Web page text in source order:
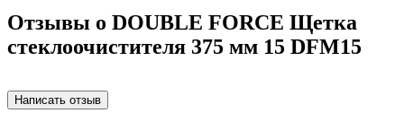
Отзывы о DOUBLE FORCE Щетка
стеклоочистителя 375 мм 15 DFM15